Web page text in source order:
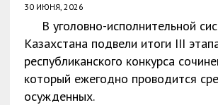
30 ИЮНЯ, 2026
В уголовно-исполнительной
Казахстана подвели итоги III
республиканского конкурса
который ежегодно проводится
осужденных.